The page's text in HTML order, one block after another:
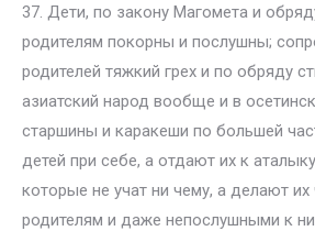
37. Дети, по закону Магомета и
родителям покорны и послушны;
родителей тяжкий грех и по обряду
азиатский народ вообще и в
старшины и каракеши по большей
детей при себе, а отдают их к
которые не учат ни чему, а делают
родителям и даже непослушными к